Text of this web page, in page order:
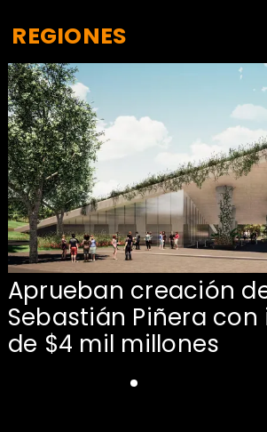
Aprueban creación
Sebastián Piñera con
de $4 mil millones
REGIONES